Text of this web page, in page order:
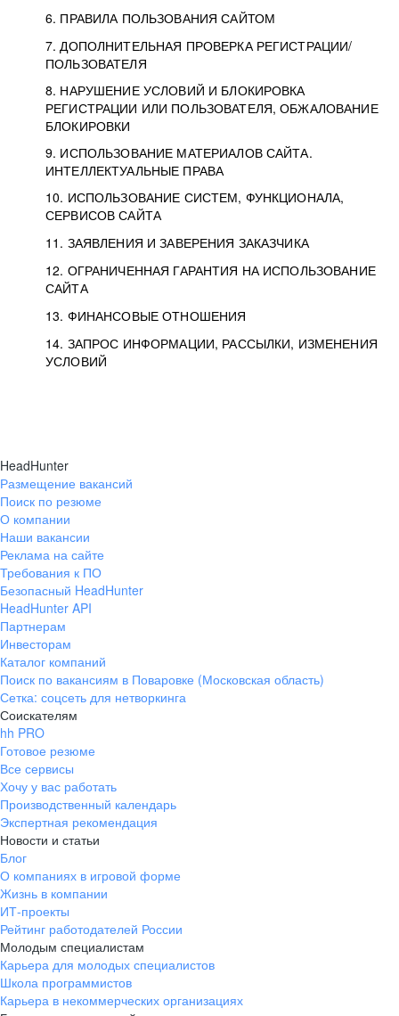
6. ПРАВИЛА ПОЛЬЗОВАНИЯ САЙТОМ
7. ДОПОЛНИТЕЛЬНАЯ ПРОВЕРКА РЕГИСТРАЦИИ/
ПОЛЬЗОВАТЕЛЯ
8. НАРУШЕНИЕ УСЛОВИЙ И БЛОКИРОВКА
РЕГИСТРАЦИИ ИЛИ ПОЛЬЗОВАТЕЛЯ, ОБЖАЛОВАНИЕ
БЛОКИРОВКИ
9. ИСПОЛЬЗОВАНИЕ МАТЕРИАЛОВ САЙТА.
ИНТЕЛЛЕКТУАЛЬНЫЕ ПРАВА
10. ИСПОЛЬЗОВАНИЕ СИСТЕМ, ФУНКЦИОНАЛА,
СЕРВИСОВ САЙТА
11. ЗАЯВЛЕНИЯ И ЗАВЕРЕНИЯ ЗАКАЗЧИКА
12. ОГРАНИЧЕННАЯ ГАРАНТИЯ НА ИСПОЛЬЗОВАНИЕ
САЙТА
13. ФИНАНСОВЫЕ ОТНОШЕНИЯ
14. ЗАПРОС ИНФОРМАЦИИ, РАССЫЛКИ, ИЗМЕНЕНИЯ
УСЛОВИЙ
HeadHunter
Размещение вакансий
Поиск по резюме
О компании
Наши вакансии
Реклама на сайте
Требования к ПО
Безопасный HeadHunter
HeadHunter API
Партнерам
Инвесторам
Каталог компаний
Поиск по вакансиям в Поваровке (Московская область)
Сетка: соцсеть для нетворкинга
Соискателям
hh PRO
Готовое резюме
Все сервисы
Хочу у вас работать
Производственный календарь
Экспертная рекомендация
Новости и статьи
Блог
О компаниях в игровой форме
Жизнь в компании
ИТ-проекты
Рейтинг работодателей России
Молодым специалистам
Карьера для молодых специалистов
Школа программистов
Карьера в некоммерческих организациях